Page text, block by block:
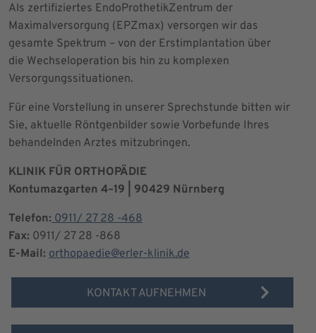
Als zertifiziertes EndoProthetikZentrum der
Maximalversorgung (EPZmax) versorgen wir das
gesamte Spektrum – von der Erstimplantation über
die Wechseloperation bis hin zu komplexen
Versorgungssituationen.
Für eine Vorstellung in unserer Sprechstunde bitten wir
Sie, aktuelle Röntgenbilder sowie Vorbefunde Ihres
behandelnden Arztes mitzubringen.
KLINIK FÜR ORTHOPÄDIE
Kontumazgarten 4–19 | 90429 Nürnberg
Telefon: 0911/ 27 28 -468
Fax: 0911/ 27 28 -868
E-Mail: orthopaedie@erler-klinik.de
KONTAKT AUFNEHMEN